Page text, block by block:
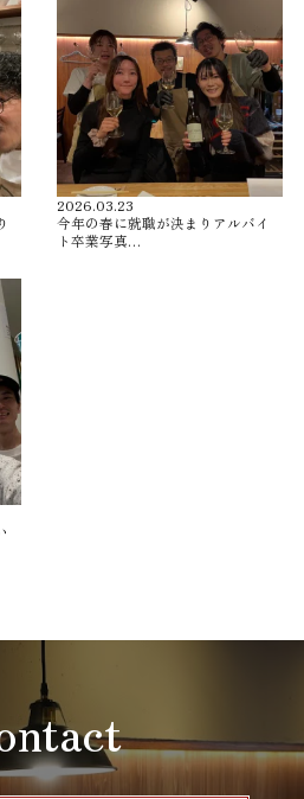
2026.03.23
今年の春に就職が決まりアルバイ
ト卒業写真…